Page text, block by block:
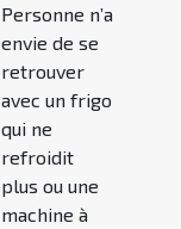
Personne n’a
envie de se
retrouver
avec un frigo
qui ne
refroidit
plus ou une
machine à